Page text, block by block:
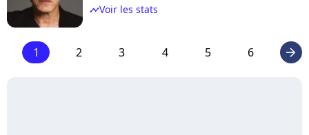
timelineVoir les stats
1 2 3 4 5 6 arrow_right